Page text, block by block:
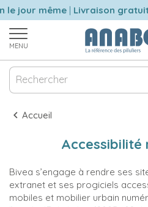
même|Livraison gratuite
MENU
Accueil
Accessibilité
Bivea s’engage à rendre ses
extranet et ses progiciels
mobiles et mobilier urbain